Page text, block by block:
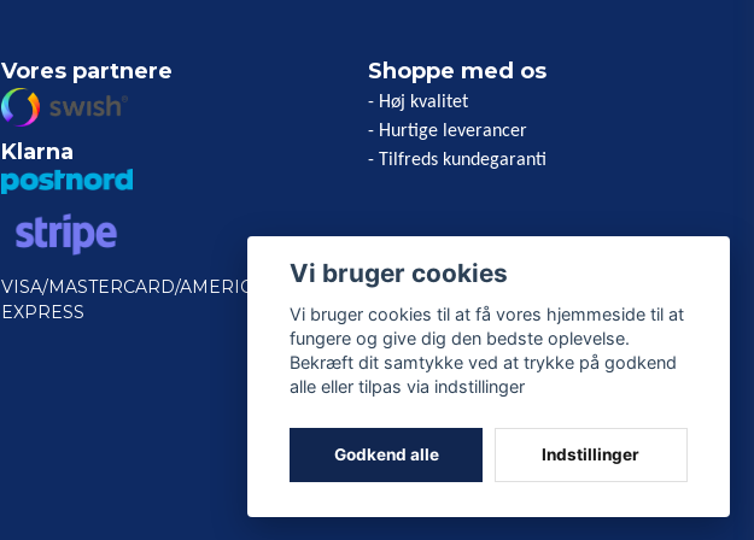
Vores partnere
Klarna
VISA/MASTERCARD/AMERICAN
EXPRESS
Shoppe med os
- Høj kvalitet
- Hurtige leverancer
- Tilfreds kundegaranti
Vi bruger cookies
Vi bruger cookies til at få vores hjemmeside til at
fungere og give dig den bedste oplevelse.
Bekræft dit samtykke ved at trykke på godkend
alle eller tilpas via indstillinger
Godkend alle Indstillinger